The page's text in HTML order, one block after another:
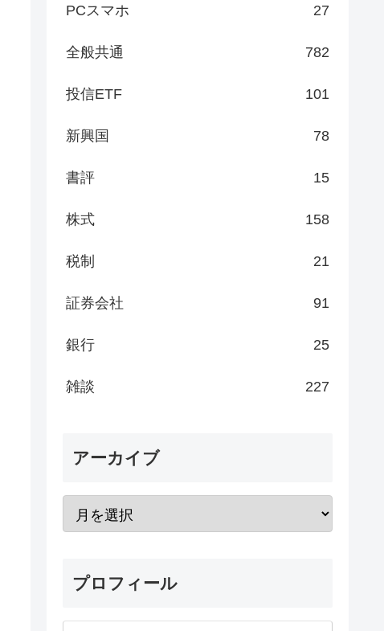
PCスマホ 27
全般共通 782
投信ETF 101
新興国 78
書評 15
株式 158
税制 21
証券会社 91
銀行 25
雑談 227
アーカイブ
プロフィール